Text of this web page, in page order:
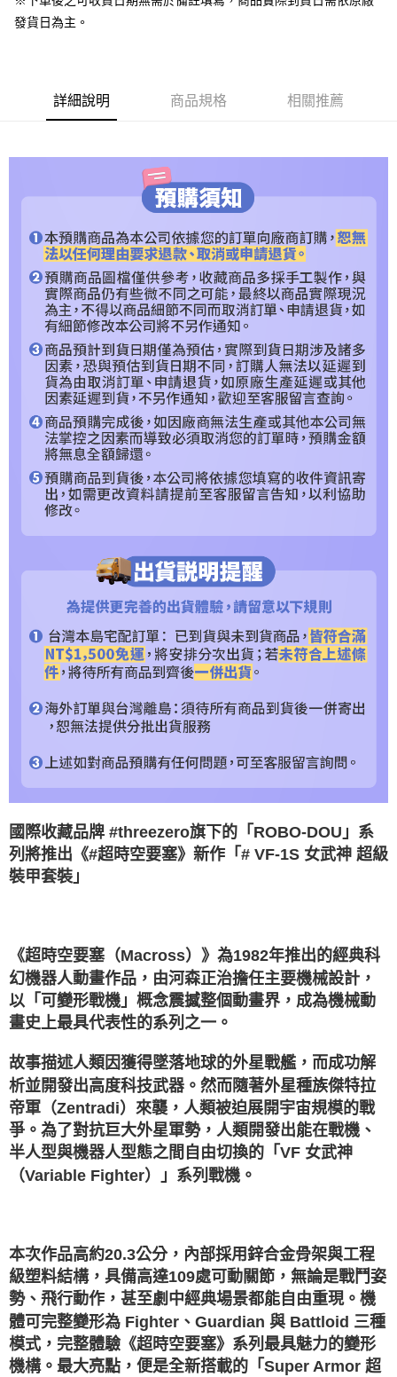
相關說明
１．簡單：不需註冊會員、不需綁卡、不需儲值。
２．便利：只要手機號碼，簡訊認證，即可結帳。
３．安心：先確認商品／服務後，再付款。
【「AFTEE先享後付」結帳流程】
１．於結帳方式選擇「AFTEE先享後付」後，將跳轉至「AFTEE先享後付」
結帳頁面，進行簡訊認證並確認金額後，即可完成結帳。
２．訂單成立數日內，您將收到繳費通知簡訊。
ATM／網路銀行／等多元方式進行付款，方視為交易完成。
※ 請注意：結帳手續完成當下不需立刻繳費，但若您需要取消訂單，請聯絡
後付繳納相關費用。
※ 交易是否成功請以「AFTEE先享後付 」之結帳頁面顯示為準，若有關於
是否繳費成功／繳費後需取消欲退款等相關疑問，請聯繫「AFTEE先享後付
客戶支援中心」https://netprotections.freshdesk.com/support/home
【注意事項】
１．透過由恩沛科技股份有限公司提供之「AFTEE先享後付」服務完成之交
易，需依本服務之必要範圍內提供個人資料，並將交易相關給付款項請求債
２．關於個人資料處理事宜，請瀏覽以下網址：
https://aftee.tw/terms/#terms3
３．未成年的使用者請事先徵得法定代理人或監護人之同意方可使用
「AFTEE先享後付」，若未經同意申辦者引起之損失，本公司不負相關責
４．使用「AFTEE先享後付」時，將依據個別帳號之用戶狀況，依本公司即
請求用戶進行身份認證。
５．嚴禁一人註冊多個帳號或使用他人資訊註冊。若發現惡意使用之情形，
恩沛科技股份有限公司將有權停止該用戶之使用額度並採取法律行動。
運送方式
發貨日為主。
詳細說明 商品規格 相關推薦
國際收藏品牌 #threezero旗下的「ROBO-DOU」系
列將推出《#超時空要塞》新作「# VF-1S 女武神 超級
裝甲套裝」
《超時空要塞（Macross）》為1982年推出的經典科
幻機器人動畫作品，由河森正治擔任主要機械設計，
以「可變形戰機」概念震撼整個動畫界，成為機械動
畫史上最具代表性的系列之一。
故事描述人類因獲得墜落地球的外星戰艦，而成功解
析並開發出高度科技武器。然而隨著外星種族傑特拉
帝軍（Zentradi）來襲，人類被迫展開宇宙規模的戰
爭。為了對抗巨大外星軍勢，人類開發出能在戰機、
半人型與機器人型態之間自由切換的「VF 女武神
（Variable Fighter）」系列戰機。
本次作品高約20.3公分，內部採用鋅合金骨架與工程
級塑料結構，具備高達109處可動關節，無論是戰鬥姿
勢、飛行動作，甚至劇中經典場景都能自由重現。機
體可完整變形為 Fighter、Guardian 與 Battloid 三種
模式，完整體驗《超時空要塞》系列最具魅力的變形
機構。最大亮點，便是全新搭載的「Super Armor 超